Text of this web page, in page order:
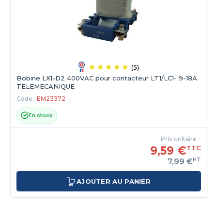
(5)
Bobine LX1-D2 400VAC pour contacteur LT1/LC1- 9-18А
TELEMECANIQUE
Code : EM23372
En stock
Prix unitaire :
9,59 €TTC
7,99 €HT
AJOUTER AU PANIER